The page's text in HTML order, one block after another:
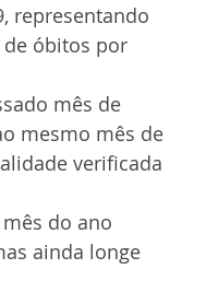
representando
óbitos por
mês de
mesmo mês de
verificada
do ano
ainda longe